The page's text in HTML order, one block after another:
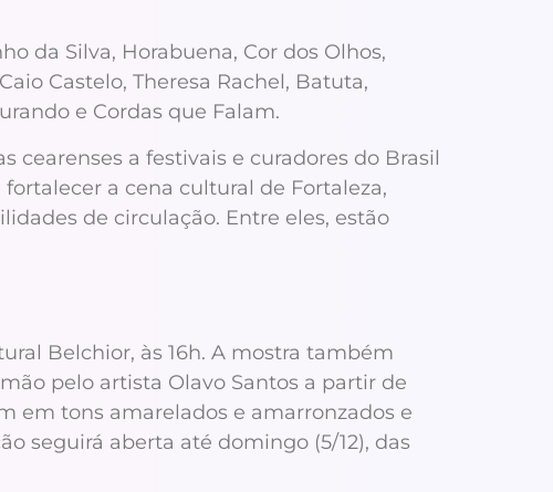
da Silva, Horabuena, Cor dos Olhos,
Castelo, Theresa Rachel, Batuta,
e Cordas que Falam.
cearenses a festivais e curadores do Brasil
a cena cultural de Fortaleza,
de circulação. Entre eles, estão
Belchior, às 16h. A mostra também
pelo artista Olavo Santos a partir de
em tons amarelados e amarronzados e
seguirá aberta até domingo (5/12), das